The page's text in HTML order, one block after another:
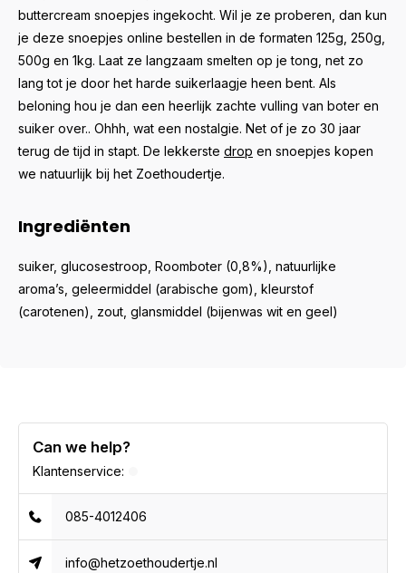
buttercream snoepjes ingekocht. Wil je ze proberen, dan kun
je deze snoepjes online bestellen in de formaten 125g, 250g,
500g en 1kg. Laat ze langzaam smelten op je tong, net zo
lang tot je door het harde suikerlaagje heen bent. Als
beloning hou je dan een heerlijk zachte vulling van boter en
suiker over.. Ohhh, wat een nostalgie. Net of je zo 30 jaar
terug de tijd in stapt. De lekkerste drop en snoepjes kopen
we natuurlijk bij het Zoethoudertje.
Ingrediënten
suiker, glucosestroop, Roomboter (0,8%), natuurlijke
aroma’s, geleermiddel (arabische gom), kleurstof
(carotenen), zout, glansmiddel (bijenwas wit en geel)
Can we help?
Klantenservice:
085-4012406
info@hetzoethoudertje.nl